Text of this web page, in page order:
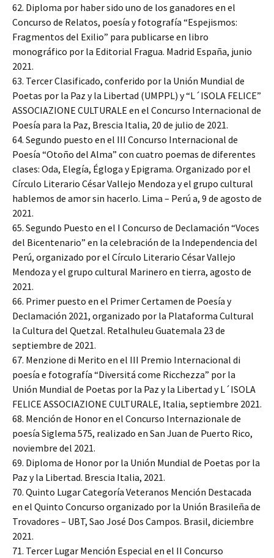
62. Diploma por haber sido uno de los ganadores en el
Concurso de Relatos, poesía y fotografía “Espejismos:
Fragmentos del Exilio” para publicarse en libro
monográfico por la Editorial Fragua. Madrid España, junio
2021.
63. Tercer Clasificado, conferido por la Unión Mundial de
Poetas por la Paz y la Libertad (UMPPL) y “L´ISOLA FELICE”
ASSOCIAZIONE CULTURALE en el Concurso Internacional de
Poesía para la Paz, Brescia Italia, 20 de julio de 2021.
64. Segundo puesto en el III Concurso Internacional de
Poesía “Otoño del Alma” con cuatro poemas de diferentes
clases: Oda, Elegía, Égloga y Epigrama. Organizado por el
Círculo Literario César Vallejo Mendoza y el grupo cultural
hablemos de amor sin hacerlo. Lima – Perú a, 9 de agosto de
2021.
65. Segundo Puesto en el I Concurso de Declamación “Voces
del Bicentenario” en la celebración de la Independencia del
Perú, organizado por el Círculo Literario César Vallejo
Mendoza y el grupo cultural Marinero en tierra, agosto de
2021.
66. Primer puesto en el Primer Certamen de Poesía y
Declamación 2021, organizado por la Plataforma Cultural
la Cultura del Quetzal. Retalhuleu Guatemala 23 de
septiembre de 2021.
67. Menzione di Merito en el III Premio Internacional di
poesía e fotografía “Diversitá come Ricchezza” por la
Unión Mundial de Poetas por la Paz y la Libertad y L´ISOLA
FELICE ASSOCIAZIONE CULTURALE, Italia, septiembre 2021.
68. Mención de Honor en el Concurso Internazionale de
poesía Siglema 575, realizado en San Juan de Puerto Rico,
noviembre del 2021.
69. Diploma de Honor por la Unión Mundial de Poetas por la
Paz y la Libertad. Brescia Italia, 2021.
70. Quinto Lugar Categoría Veteranos Mención Destacada
en el Quinto Concurso organizado por la Unión Brasileña de
Trovadores – UBT, Sao José Dos Campos. Brasil, diciembre
2021.
71. Tercer Lugar Mención Especial en el II Concurso